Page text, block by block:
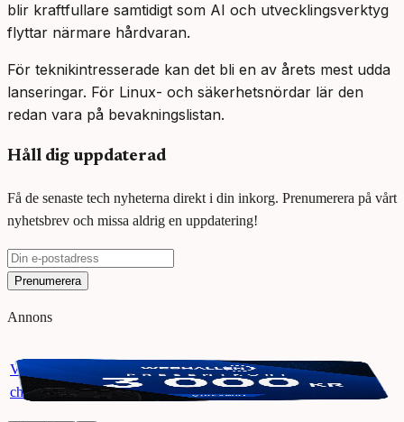
blir kraftfullare samtidigt som AI och utvecklingsverktyg
flyttar närmare hårdvaran.
För teknikintresserade kan det bli en av årets mest udda
lanseringar. För Linux- och säkerhetsnördar lär den
redan vara på bevakningslistan.
Håll dig uppdaterad
Få de senaste tech nyheterna direkt i din inkorg. Prenumerera på vårt
nyhetsbrev och missa aldrig en uppdatering!
Prenumerera
Annons
Vinn ett presentkort på Webhallen. Delta i vår giveaway för
chansen att vinna 3000 kr.